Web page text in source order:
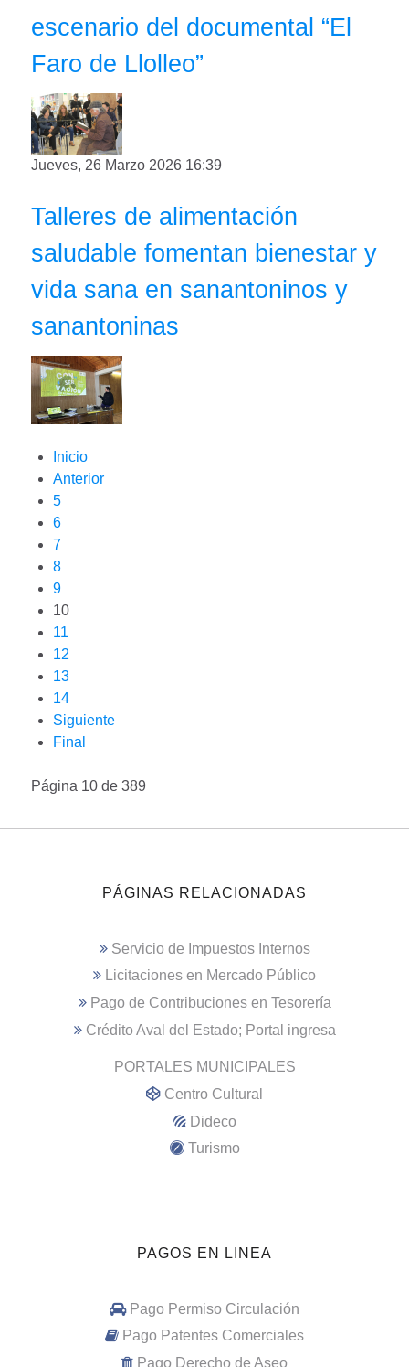
escenario del documental “El
Faro de Llolleo”
Jueves, 26 Marzo 2026 16:39
Talleres de alimentación
saludable fomentan bienestar y
vida sana en sanantoninos y
sanantoninas
Inicio
Anterior
5
6
7
8
9
10
11
12
13
14
Siguiente
Final
Página 10 de 389
PÁGINAS RELACIONADAS
Servicio de Impuestos Internos
Licitaciones en Mercado Público
Pago de Contribuciones en Tesorería
Crédito Aval del Estado; Portal ingresa
PORTALES MUNICIPALES
Centro Cultural
Dideco
Turismo
PAGOS EN LINEA
Pago Permiso Circulación
Pago Patentes Comerciales
Pago Derecho de Aseo